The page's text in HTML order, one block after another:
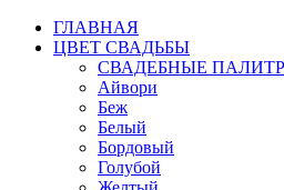
ГЛАВНАЯ
ЦВЕТ СВАДЬБЫ
СВАДЕБНЫЕ
Айвори
Беж
Белый
Бордовый
Голубой